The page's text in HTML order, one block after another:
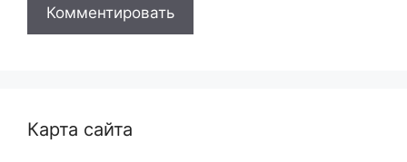
Карта сайта